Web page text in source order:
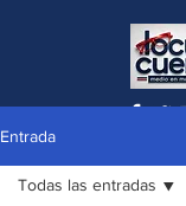
Entrada
Todas las entradas